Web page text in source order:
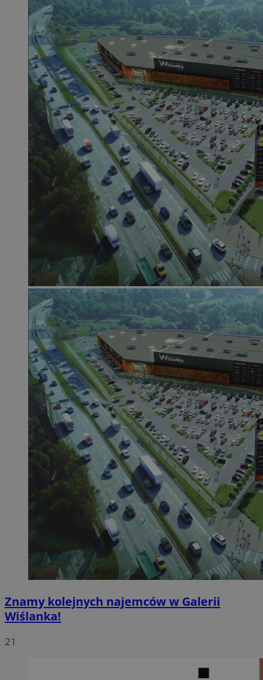
Znamy kolejnych najemców w Galerii
Wiślanka!
21